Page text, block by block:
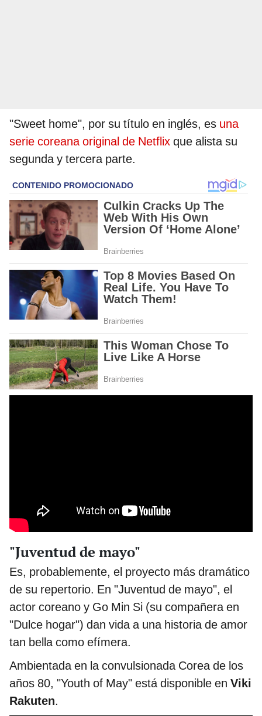
"Sweet home", por su título en inglés, es una
serie coreana original de Netflix que alista su
segunda y tercera parte.
"Juventud de mayo"
Es, probablemente, el proyecto más dramático
de su repertorio. En "Juventud de mayo", el
actor coreano y Go Min Si (su compañera en
"Dulce hogar") dan vida a una historia de amor
tan bella como efímera.
Ambientada en la convulsionada Corea de los
años 80, "Youth of May" está disponible en Viki
Rakuten.